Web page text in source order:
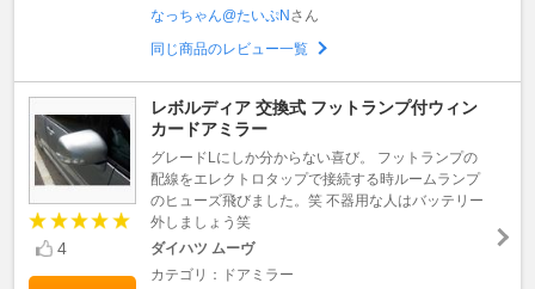
なっちゃん@たいぷNさん
同じ商品のレビュー一覧
4
レボルディア 交換式 フットランプ付ウィン
カードアミラー
グレードLにしか分からない喜び。 フットランプの
配線をエレクトロタップで接続する時ルームランプ
のヒューズ飛びました。笑 不器用な人はバッテリー
外しましょう笑
ダイハツ ムーヴ
カテゴリ：ドアミラー